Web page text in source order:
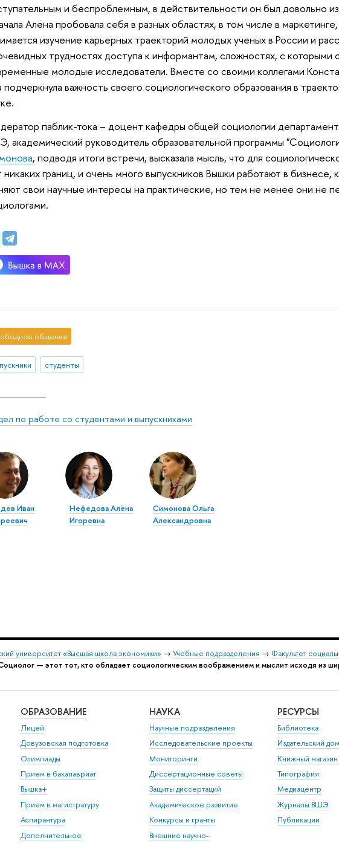
и беспроблемным, в действительности он был довольно
Алёна пробовала себя в разных областях, в том числе в
изучение карьерных траекторий молодых ученых в России и
трудностях доступа к информантам, сложностях, с которыми
молодые исследователи. Вместе со своими коллегами
подчеркнула важность своего социологического образования в
паблик-тока – доцент кафедры общей социологии
академический руководитель образовательной программы
, подводя итоги встречи, высказала мысль, что для
никаких границ, и очень много выпускников Вышки работают в бизнесе,
свои научные интересы на практические, но тем не менее они не
общение
студенты
по работе со студентами и выпускниками
Иван
Нефедова Алёна
Игоревна
Симонова Ольга
Александровна
университет «Высшая школа экономики» → Учебные подразделения → Факультет
— этот тот, кто обладает социологическим воображением и мыслит исходя из
ОБРАЗОВАНИЕ
Лицей
Довузовская подготовка
Олимпиады
Прием в бакалавриат
Вышка+
Прием в магистратуру
Аспирантура
Дополнительное
НАУКА
Научные подразделения
Исследовательские проекты
Мониторинги
Диссертационные советы
Защиты диссертаций
Академическое развитие
Конкурсы и гранты
Внешние научно-
РЕСУРСЫ
Библиотека
Издательский
Книжный
Типография
Медиацентр
Журналы ВШЭ
Публикации